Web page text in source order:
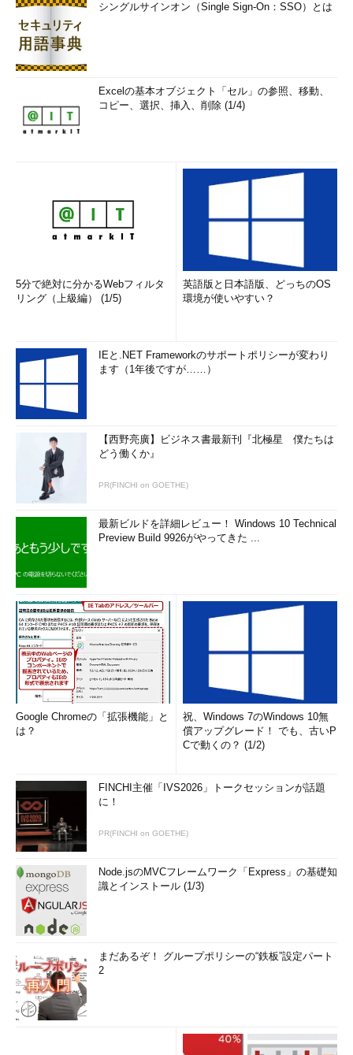
シングルサインオン（Single Sign-On：SSO）とは
Excelの基本オブジェクト「セル」の参照、移動、
コピー、選択、挿入、削除 (1/4)
5分で絶対に分かるWebフィルタ
リング（上級編） (1/5)
英語版と日本語版、どっちのOS
環境が使いやすい？
IEと.NET Frameworkのサポートポリシーが変わり
ます（1年後ですが……）
【西野亮廣】ビジネス書最新刊『北極星 僕たちは
どう働くか』
PR(FINCHI on GOETHE)
最新ビルドを詳細レビュー！ Windows 10 Technical
Preview Build 9926がやってきた ...
Google Chromeの「拡張機能」と
は？
祝、Windows 7のWindows 10無
償アップグレード！ でも、古いP
Cで動くの？ (1/2)
FINCHI主催「IVS2026」トークセッションが話題
に！
PR(FINCHI on GOETHE)
Node.jsのMVCフレームワーク「Express」の基礎知
識とインストール (1/3)
まだあるぞ！ グループポリシーの“鉄板”設定パート
2